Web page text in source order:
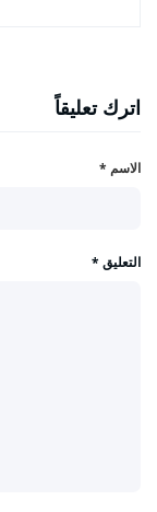
اترك تعليقاً
الاسم *
التعليق *